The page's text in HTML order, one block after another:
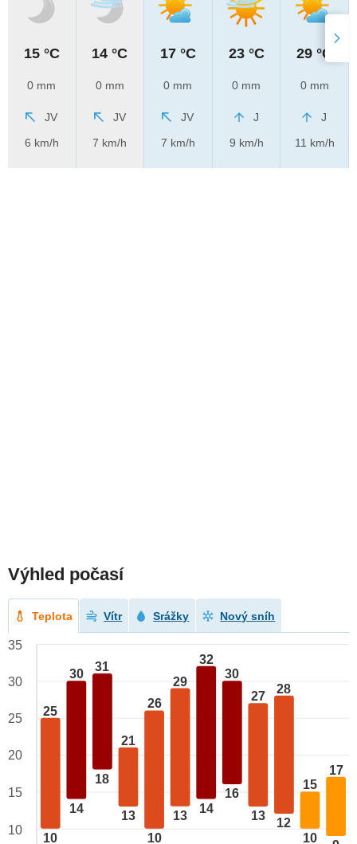
15 °C
0 mm
JV
6 km/h
14 °C
0 mm
JV
7 km/h
17 °C
0 mm
JV
7 km/h
23 °C
0 mm
J
9 km/h
29 °C
0 mm
J
11 km/h
Výhled počasí
Teplota Vítr Srážky Nový sníh
25
10
30
14
31
18
21
13
26
10
29
13
32
14
30
16
27
13
28
12
15
10
17
35
30
25
20
15
10